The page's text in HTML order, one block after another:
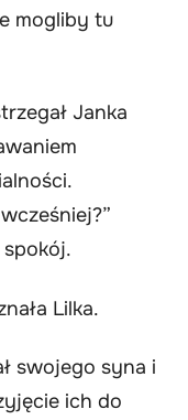
mogliby tu
Janka
Lilka.
swojego syna i
ich do